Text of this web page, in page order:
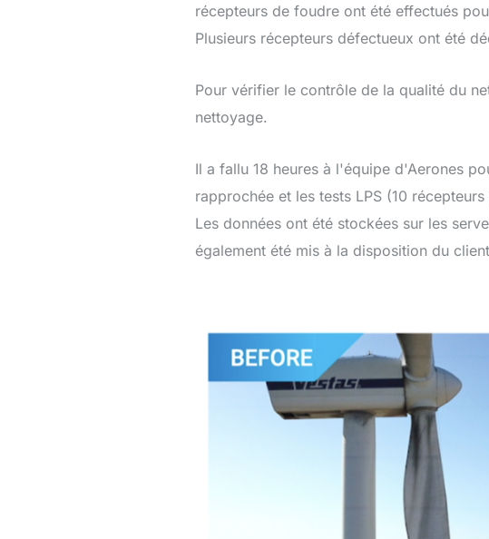
récepteurs de foudre ont été effectués
Plusieurs récepteurs défectueux ont été
Pour vérifier le contrôle de la qualité du
nettoyage.
Il a fallu 18 heures à l'équipe d'Aerones
rapprochée et les tests LPS (10
Les données ont été stockées sur les
également été mis à la disposition du